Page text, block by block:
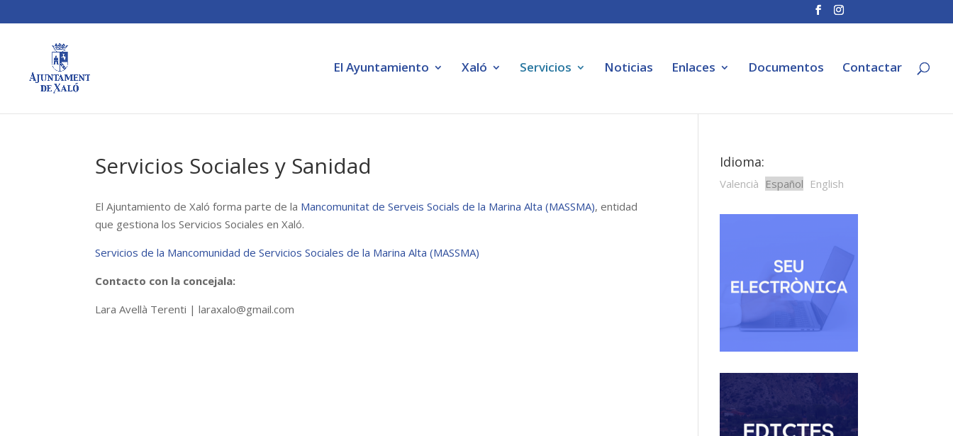
El Ayuntamiento Xaló Servicios Noticias Enlaces Documentos Contactar
Servicios Sociales y Sanidad
El Ajuntamiento de Xaló forma parte de la Mancomunitat de Serveis Socials de la Marina Alta (MASSMA), entidad
que gestiona los Servicios Sociales en Xaló.
Servicios de la Mancomunidad de Servicios Sociales de la Marina Alta (MASSMA)
Contacto con la concejala:
Lara Avellà Terenti |laraxalo@gmail.com
Idioma:
Valencià Español English